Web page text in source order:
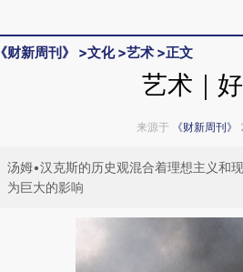
《财新周刊》 >文化>艺术 >正文
艺术｜
来源于 《财新周刊》
汤姆•汉克斯的历史观混合着理想主义和
为巨大的影响